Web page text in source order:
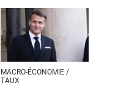
MACRO-ÉCONOMIE /
TAUX